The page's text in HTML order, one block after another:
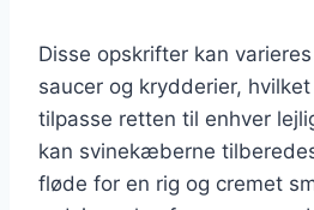
Disse opskrifter kan
saucer og krydderier,
tilpasse retten til enhver
kan svinekæberne
fløde for en rig og cremet